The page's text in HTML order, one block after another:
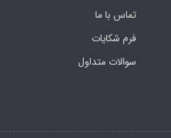
تماس با ما
فرم‌ شکایات
سوالات متداول